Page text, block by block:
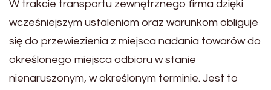
W trakcie transportu zewnętrznego firma dzięki
wcześniejszym ustaleniom oraz warunkom obliguje
się do przewiezienia z miejsca nadania towarów do
określonego miejsca odbioru w stanie
nienaruszonym, w określonym terminie. Jest to